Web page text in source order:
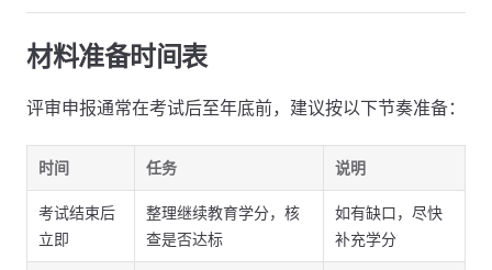
材料准备时间表
评审申报通常在考试后至年底前，建议按以下节奏准备：
时间 任务 说明
考试结束后
立即
整理继续教育学分，核
查是否达标
如有缺口，尽快
补充学分